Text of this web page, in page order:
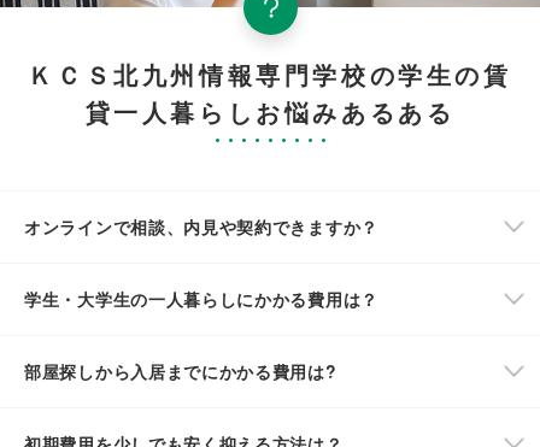
ＫＣＳ北九州情報専門学校の学生の賃
貸一人暮らしお悩みあるある
オンラインで相談、内見や契約できますか？
学生・大学生の一人暮らしにかかる費用は？
部屋探しから入居までにかかる費用は?